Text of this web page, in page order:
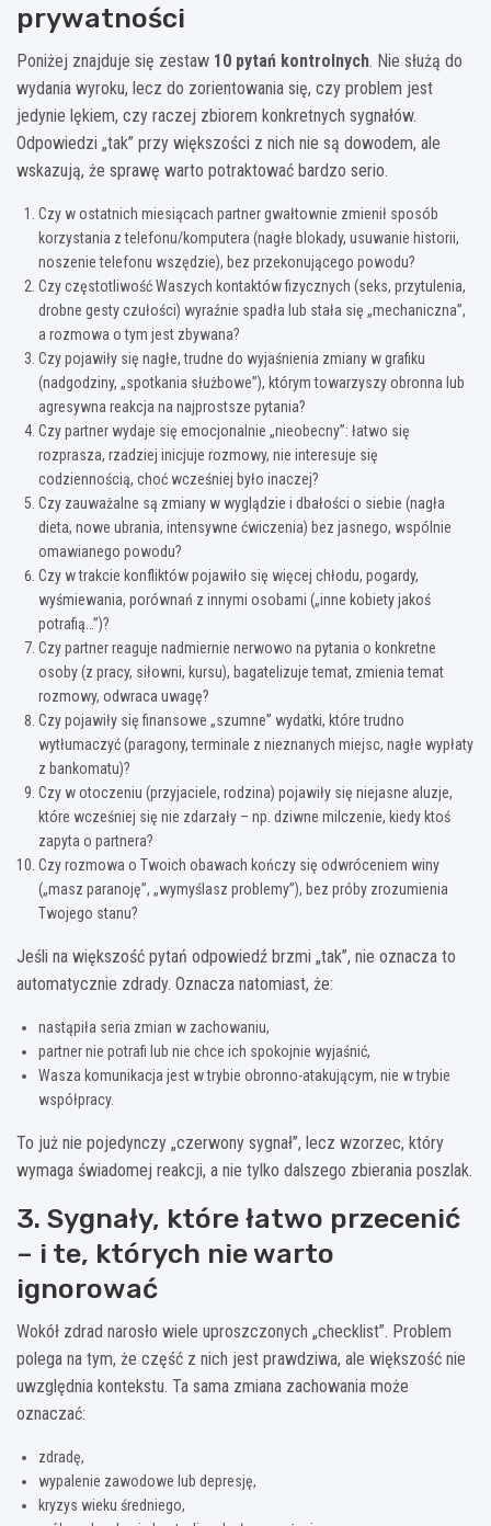
prywatności
Poniżej znajduje się zestaw 10 pytań kontrolnych. Nie służą do
wydania wyroku, lecz do zorientowania się, czy problem jest
jedynie lękiem, czy raczej zbiorem konkretnych sygnałów.
Odpowiedzi „tak” przy większości z nich nie są dowodem, ale
wskazują, że sprawę warto potraktować bardzo serio.
Czy w ostatnich miesiącach partner gwałtownie zmienił sposób
korzystania z telefonu/komputera (nagłe blokady, usuwanie historii,
noszenie telefonu wszędzie), bez przekonującego powodu?
Czy częstotliwość Waszych kontaktów fizycznych (seks, przytulenia,
drobne gesty czułości) wyraźnie spadła lub stała się „mechaniczna”,
a rozmowa o tym jest zbywana?
Czy pojawiły się nagłe, trudne do wyjaśnienia zmiany w grafiku
(nadgodziny, „spotkania służbowe”), którym towarzyszy obronna lub
agresywna reakcja na najprostsze pytania?
Czy partner wydaje się emocjonalnie „nieobecny”: łatwo się
rozprasza, rzadziej inicjuje rozmowy, nie interesuje się
codziennością, choć wcześniej było inaczej?
Czy zauważalne są zmiany w wyglądzie i dbałości o siebie (nagła
dieta, nowe ubrania, intensywne ćwiczenia) bez jasnego, wspólnie
omawianego powodu?
Czy w trakcie konfliktów pojawiło się więcej chłodu, pogardy,
wyśmiewania, porównań z innymi osobami („inne kobiety jakoś
potrafią…”)?
Czy partner reaguje nadmiernie nerwowo na pytania o konkretne
osoby (z pracy, siłowni, kursu), bagatelizuje temat, zmienia temat
rozmowy, odwraca uwagę?
Czy pojawiły się finansowe „szumne” wydatki, które trudno
wytłumaczyć (paragony, terminale z nieznanych miejsc, nagłe wypłaty
z bankomatu)?
Czy w otoczeniu (przyjaciele, rodzina) pojawiły się niejasne aluzje,
które wcześniej się nie zdarzały – np. dziwne milczenie, kiedy ktoś
zapyta o partnera?
Czy rozmowa o Twoich obawach kończy się odwróceniem winy
(„masz paranoję”, „wymyślasz problemy”), bez próby zrozumienia
Twojego stanu?
Jeśli na większość pytań odpowiedź brzmi „tak”, nie oznacza to
automatycznie zdrady. Oznacza natomiast, że:
nastąpiła seria zmian w zachowaniu,
partner nie potrafi lub nie chce ich spokojnie wyjaśnić,
Wasza komunikacja jest w trybie obronno-atakującym, nie w trybie
współpracy.
To już nie pojedynczy „czerwony sygnał”, lecz wzorzec, który
wymaga świadomej reakcji, a nie tylko dalszego zbierania poszlak.
3. Sygnały, które łatwo przecenić
– i te, których nie warto
ignorować
Wokół zdrad narosło wiele uproszczonych „checklist”. Problem
polega na tym, że część z nich jest prawdziwa, ale większość nie
uwzględnia kontekstu. Ta sama zmiana zachowania może
oznaczać:
zdradę,
wypalenie zawodowe lub depresję,
kryzys wieku średniego,